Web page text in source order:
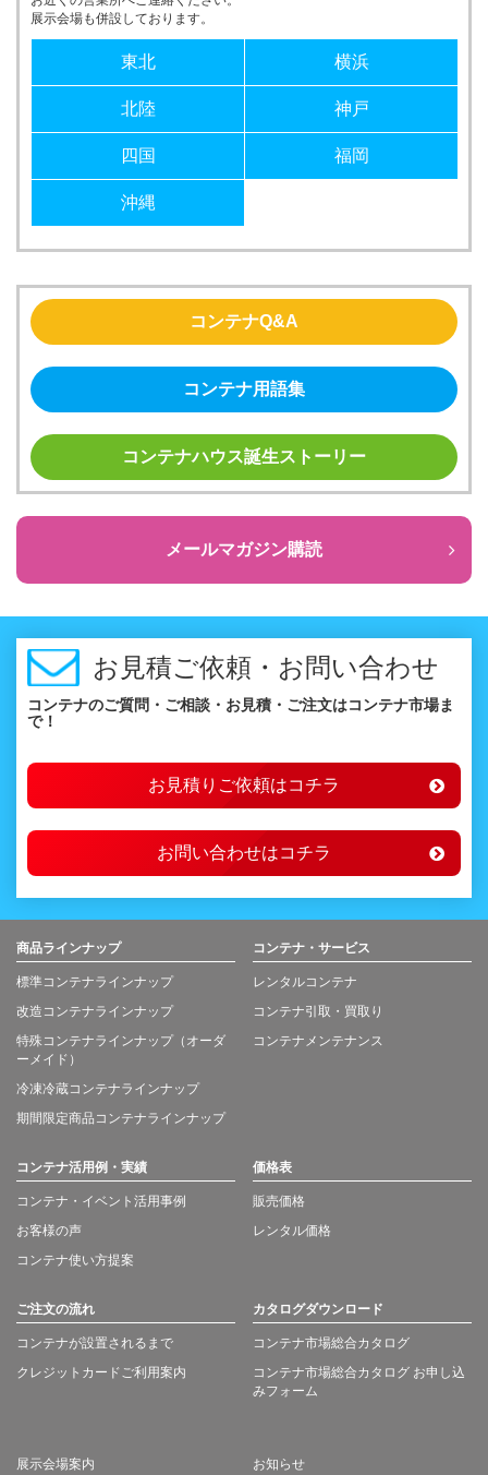
展示会場も併設しております。
東北 横浜
北陸 神戸
四国 福岡
沖縄
コンテナQ&A
コンテナ用語集
コンテナハウス誕生ストーリー
メールマガジン購読
お見積ご依頼・お問い合わせ
コンテナのご質問・ご相談・お見積・ご注文はコンテナ市場ま
で！
お見積りご依頼はコチラ
お問い合わせはコチラ
商品ラインナップ
標準コンテナラインナップ
改造コンテナラインナップ
特殊コンテナラインナップ（オーダ
ーメイド）
冷凍冷蔵コンテナラインナップ
期間限定商品コンテナラインナップ
コンテナ・サービス
レンタルコンテナ
コンテナ引取・買取り
コンテナメンテナンス
コンテナ活用例・実績
コンテナ・イベント活用事例
お客様の声
コンテナ使い方提案
価格表
販売価格
レンタル価格
ご注文の流れ
コンテナが設置されるまで
クレジットカードご利用案内
カタログダウンロード
コンテナ市場総合カタログ
コンテナ市場総合カタログ お申し込
みフォーム
展示会場案内 お知らせ